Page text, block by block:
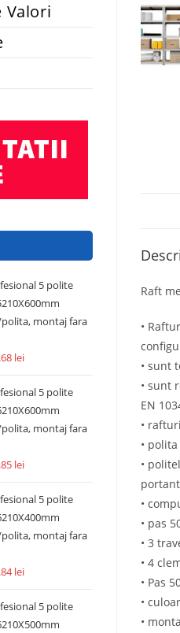
Raft
•
• sunt
• sunt
EN
•
•
•
•
• pas
• 3
• 4
• Pas
•
•
Valori
5 polite
polita, montaj fara
lei
5 polite
polita, montaj fara
lei
5 polite
polita, montaj fara
lei
5 polite